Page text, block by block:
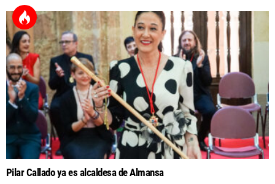
Pilar Callado ya es alcaldesa de Almansa